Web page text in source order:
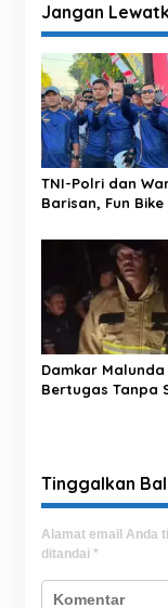
a
s
i
p
o
s
Jangan
TNI-Polri dan
Barisan, Fun Bike
Kebersamaan
Damkar Malunda
Bertugas Tanpa
Tinggalkan
Alamat email Anda
ditandai *